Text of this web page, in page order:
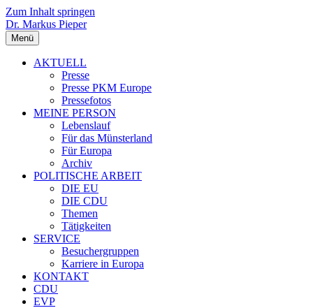
Zum Inhalt springen
Dr. Markus Pieper
Menü
AKTUELL
Presse
Presse PKM Europe
Pressefotos
MEINE PERSON
Lebenslauf
Für das Münsterland
Für Europa
Archiv
POLITISCHE ARBEIT
DIE EU
DIE CDU
Themen
Tätigkeiten
SERVICE
Besuchergruppen
Karriere in Europa
KONTAKT
CDU
EVP